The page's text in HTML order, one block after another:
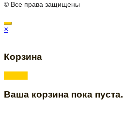
© Все права защищены
×
Корзина
Ваша корзина пока пуста.